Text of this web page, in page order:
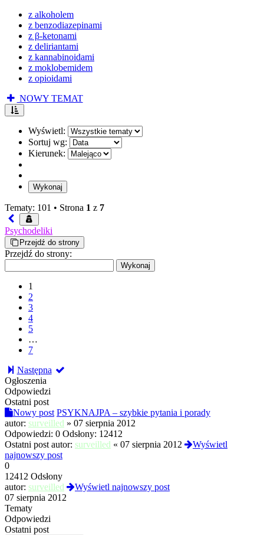
z alkoholem
z benzodiazepinami
z β-ketonami
z deliriantami
z kannabinoidami
z moklobemidem
z opioidami
NOWY TEMAT
Wyświetl:
Sortuj wg:
Kierunek:
Tematy: 101 • Strona 1 z 7
Psychodeliki
Przejdź do strony
Przejdź do strony:
1
2
3
4
5
…
7
Następna
Ogłoszenia
Odpowiedzi
Ostatni post
Nowy post PSYKNAJPA – szybkie pytania i porady
autor: surveilled » 07 sierpnia 2012
Odpowiedzi: 0 Odsłony: 12412
Ostatni post autor: surveilled « 07 sierpnia 2012
Wyświetl
najnowszy post
0
12412 Odsłony
autor: surveilled
Wyświetl najnowszy post
07 sierpnia 2012
Tematy
Odpowiedzi
Ostatni post